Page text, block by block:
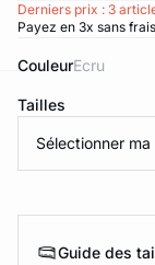
Derniers prix : 3
Payez en 3x sans
Couleur ecru
Tailles
Sélectionner ma
Guide des